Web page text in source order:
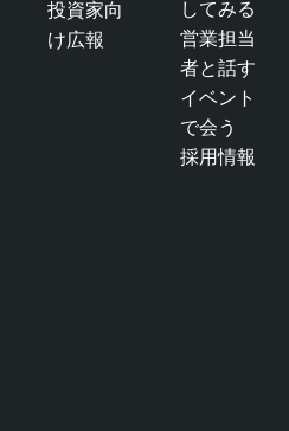
投資家向
け広報
してみる
営業担当
者と話す
イベント
で会う
採用情報